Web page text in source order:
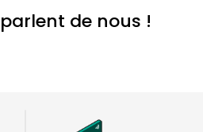
de nous !